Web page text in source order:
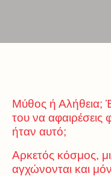
Μύθος ή Αλήθεια;
του να αφαιρέσεις
ήταν αυτό;
Αρκετός κόσμος,
αγχώνονται και